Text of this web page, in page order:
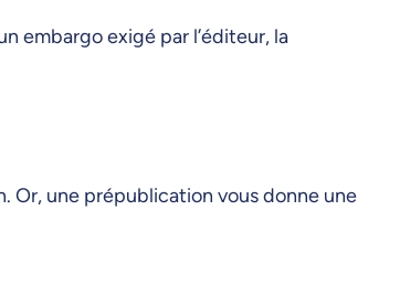
embargo exigé par l’éditeur, la
Or, une prépublication vous donne une